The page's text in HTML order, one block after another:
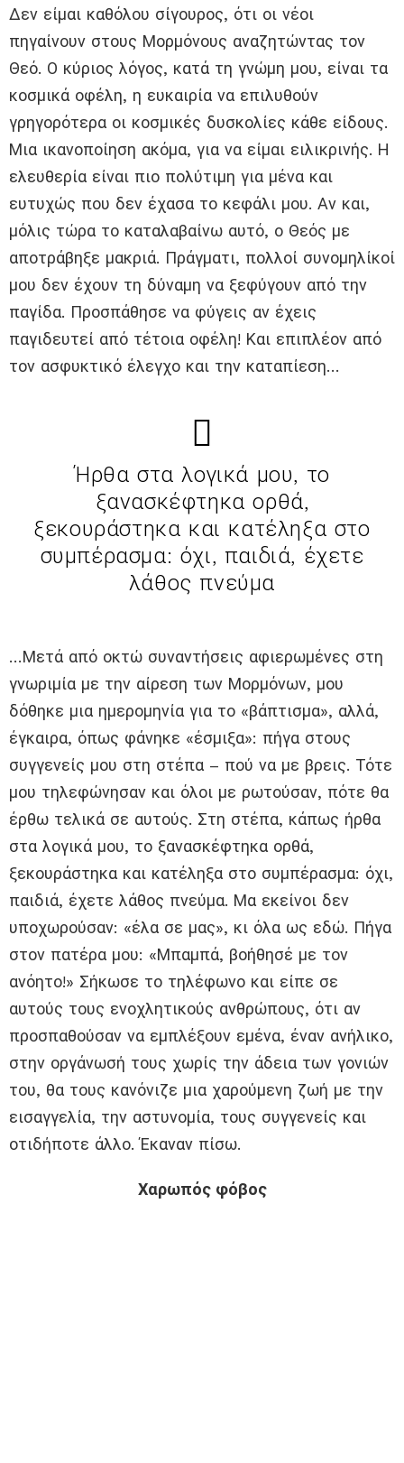
Δεν είμαι καθόλου σίγουρος, ότι οι νέοι
πηγαίνουν στους Μορμόνους αναζητώντας τον
Θεό. Ο κύριος λόγος, κατά τη γνώμη μου, είναι τα
κοσμικά οφέλη, η ευκαιρία να επιλυθούν
γρηγορότερα οι κοσμικές δυσκολίες κάθε είδους.
Μια ικανοποίηση ακόμα, για να είμαι ειλικρινής. Η
ελευθερία είναι πιο πολύτιμη για μένα και
ευτυχώς που δεν έχασα το κεφάλι μου. Αν και,
μόλις τώρα το καταλαβαίνω αυτό, ο Θεός με
αποτράβηξε μακριά. Πράγματι, πολλοί συνομηλίκοί
μου δεν έχουν τη δύναμη να ξεφύγουν από την
παγίδα. Προσπάθησε να φύγεις αν έχεις
παγιδευτεί από τέτοια οφέλη! Και επιπλέον από
τον ασφυκτικό έλεγχο και την καταπίεση…
Ήρθα στα λογικά μου, το
ξανασκέφτηκα ορθά,
ξεκουράστηκα και κατέληξα στο
συμπέρασμα: όχι, παιδιά, έχετε
λάθος πνεύμα
…Μετά από οκτώ συναντήσεις αφιερωμένες στη
γνωριμία με την αίρεση των Μορμόνων, μου
δόθηκε μια ημερομηνία για το «βάπτισμα», αλλά,
έγκαιρα, όπως φάνηκε «έσμιξα»: πήγα στους
συγγενείς μου στη στέπα – πού να με βρεις. Τότε
μου τηλεφώνησαν και όλοι με ρωτούσαν, πότε θα
έρθω τελικά σε αυτούς. Στη στέπα, κάπως ήρθα
στα λογικά μου, το ξανασκέφτηκα ορθά,
ξεκουράστηκα και κατέληξα στο συμπέρασμα: όχι,
παιδιά, έχετε λάθος πνεύμα. Μα εκείνοι δεν
υποχωρούσαν: «έλα σε μας», κι όλα ως εδώ. Πήγα
στον πατέρα μου: «Μπαμπά, βοήθησέ με τον
ανόητο!» Σήκωσε το τηλέφωνο και είπε σε
αυτούς τους ενοχλητικούς ανθρώπους, ότι αν
προσπαθούσαν να εμπλέξουν εμένα, έναν ανήλικο,
στην οργάνωσή τους χωρίς την άδεια των γονιών
του, θα τους κανόνιζε μια χαρούμενη ζωή με την
εισαγγελία, την αστυνομία, τους συγγενείς και
οτιδήποτε άλλο. Έκαναν πίσω.
Χαρωπός φόβος